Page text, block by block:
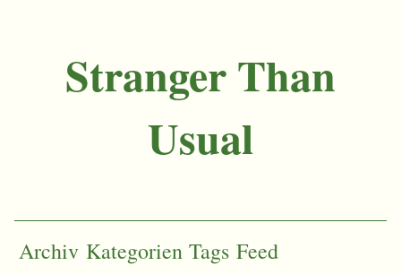
Stranger Than
Usual
Archiv Kategorien Tags Feed